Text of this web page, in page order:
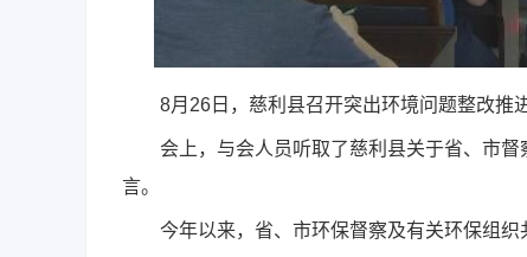
8月26日，慈利县召开突出环境问题整改推进
会上，与会人员听取了慈利县关于省、市督
言。
今年以来，省、市环保督察及有关环保组织